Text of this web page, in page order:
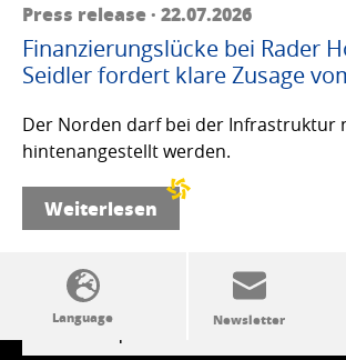
Press release · 22.07.2026
Finanzierungslücke bei Rader
Seidler fordert klare Zusage
Der Norden darf bei der Infrastruktur
hintenangestellt werden.
Weiterlesen
SSW politics from A to Z